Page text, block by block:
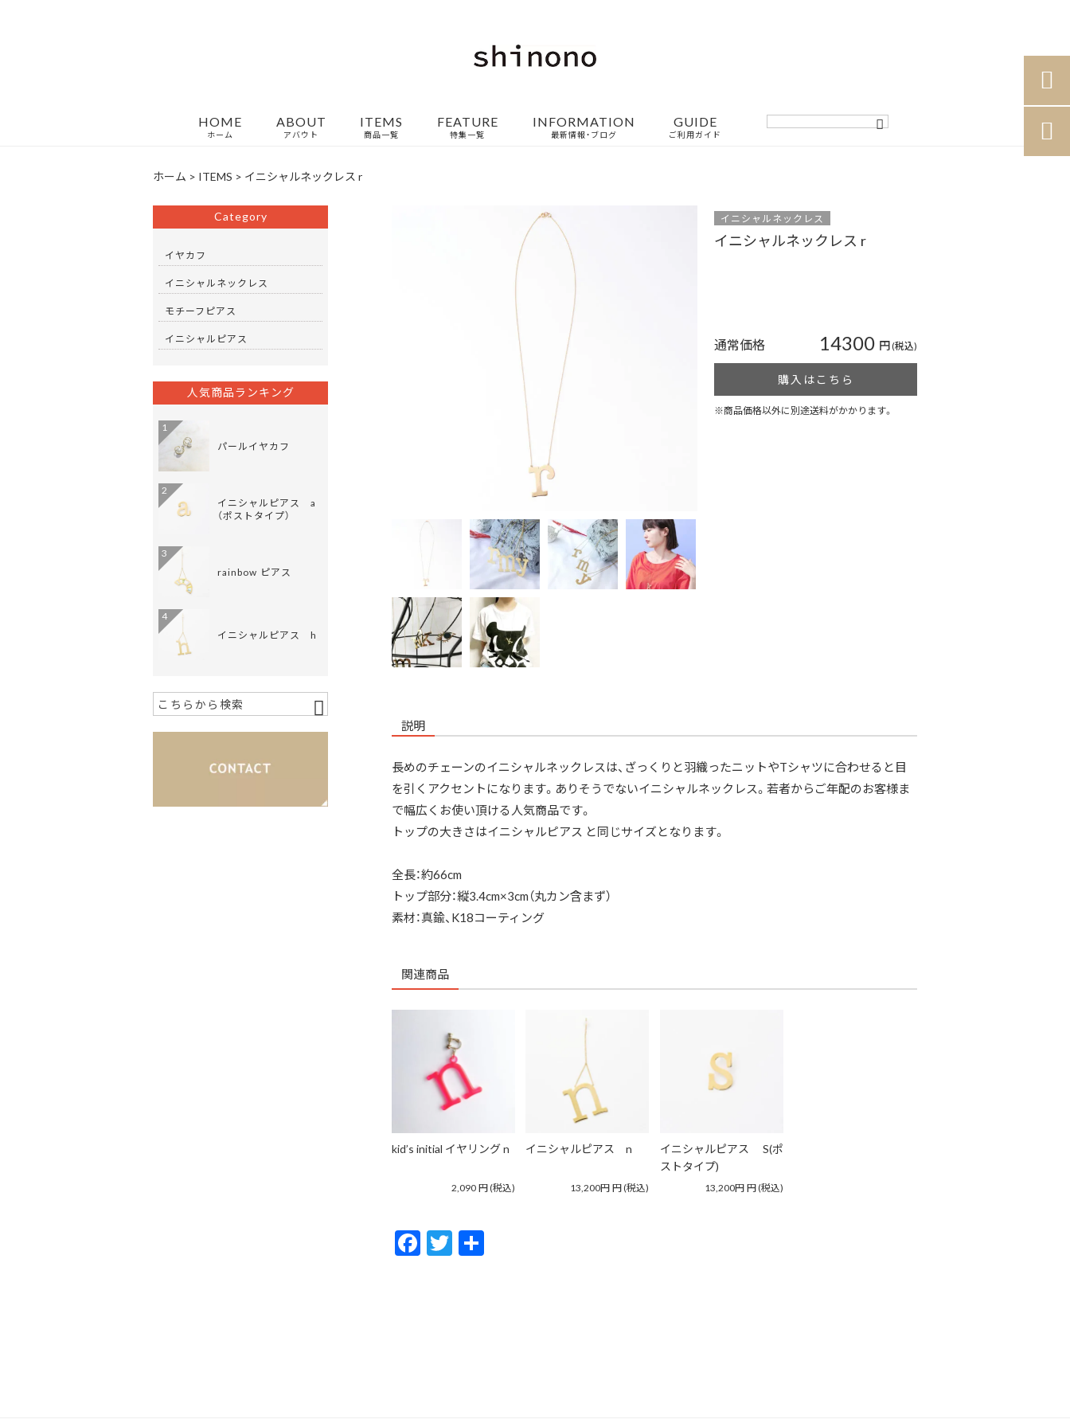
HOME
ホーム
ABOUT
アバウト
ITEMS
商品一覧
FEATURE
特集一覧
INFORMATION
最新情報・ブログ
GUIDE
ご利用ガイド
ホーム > ITEMS > イニシャルネックレス r
イニシャルネックレス
イニシャルネックレス r
通常価格 14300 円(税込)
購入はこちら
※商品価格以外に別途送料がかかります。
説明
長めのチェーンのイニシャルネックレスは、ざっくりと羽織ったニットやTシャツに合わせると目
を引くアクセントになります。ありそうでないイニシャルネックレス。若者からご年配のお客様ま
で幅広くお使い頂ける人気商品です。
トップの大きさはイニシャルピアス と同じサイズとなります。
全長：約66cm
トップ部分：縦3.4cm×3cm（丸カン含まず）
素材：真鍮、K18コーティング
関連商品
kid’s initial イヤリング n
2,090円(税込)
イニシャルピアス n
13,200円円(税込)
イニシャルピアス S(ポ
ストタイプ)
13,200円円(税込)
F
ac
T
w
Category
イヤカフ
イニシャルネックレス
モチーフピアス
イニシャルピアス
人気商品ランキング
パールイヤカフ
1
イニシャルピアス a
（ポストタイプ）
2
rainbow ピアス
3
イニシャルピアス h
4

